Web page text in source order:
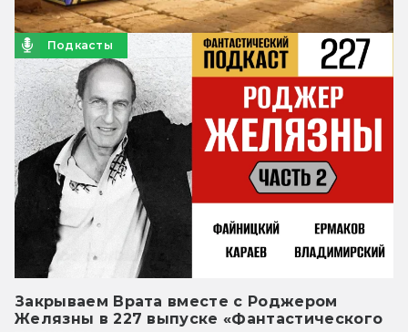
Подкасты
Закрываем Врата вместе с Роджером
Желязны в 227 выпуске «Фантастического